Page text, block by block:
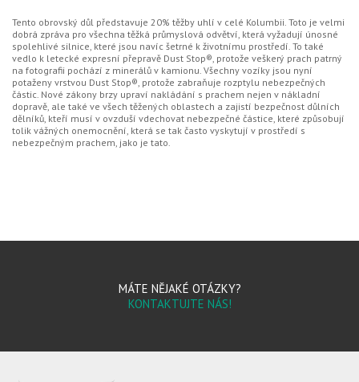
Tento obrovský důl představuje 20% těžby uhlí v celé Kolumbii. Toto je velmi
dobrá zpráva pro všechna těžká průmyslová odvětví, která vyžadují únosné
spolehlivé silnice, které jsou navíc šetrné k životnímu prostředí. To také
vedlo k letecké expresní přepravě Dust Stop®, protože veškerý prach patrný
na fotografii pochází z minerálů v kamionu. Všechny vozíky jsou nyní
potaženy vrstvou Dust Stop®, protože zabraňuje rozptylu nebezpečných
částic. Nové zákony brzy upraví nakládání s prachem nejen v nákladní
dopravě, ale také ve všech těžených oblastech a zajistí bezpečnost důlních
dělníků, kteří musí v ovzduší vdechovat nebezpečné částice, které způsobují
tolik vážných onemocnění, která se tak často vyskytují v prostředí s
nebezpečným prachem, jako je tato.
MÁTE NĚJAKÉ OTÁZKY?
KONTAKTUJTE NÁS!